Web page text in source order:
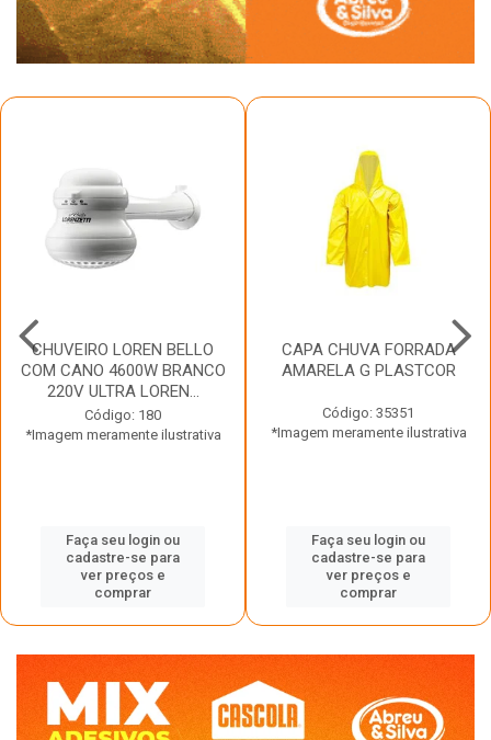
CHUVEIRO LOREN BELLO
COM CANO 4600W BRANCO
220V ULTRA LOREN...
Código: 180
*Imagem meramente ilustrativa
Faça seu login ou
cadastre-se para
ver preços e
comprar
CAPA CHUVA FORRADA
AMARELA G PLASTCOR
Código: 35351
*Imagem meramente ilustrativa
Faça seu login ou
cadastre-se para
ver preços e
comprar